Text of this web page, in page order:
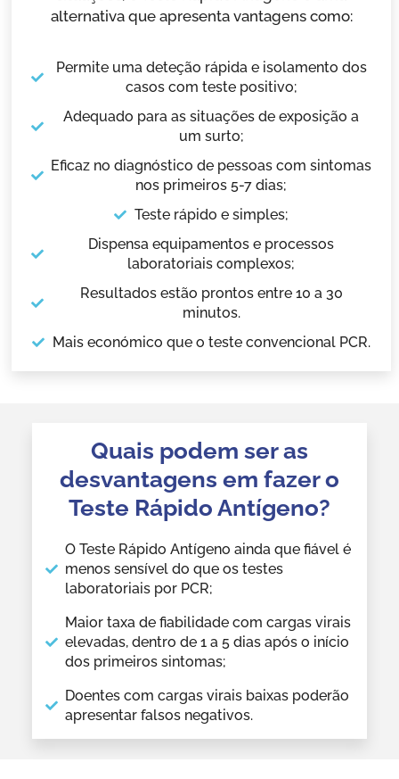
alternativa que apresenta vantagens como:
Permite uma deteção rápida e isolamento dos
casos com teste positivo;
Adequado para as situações de exposição a
um surto;
Eficaz no diagnóstico de pessoas com sintomas
nos primeiros 5-7 dias;
Teste rápido e simples;
Dispensa equipamentos e processos
laboratoriais complexos;
Resultados estão prontos entre 10 a 30
minutos.
Mais económico que o teste convencional PCR.
Quais podem ser as
desvantagens em fazer o
Teste Rápido Antígeno?
O Teste Rápido Antígeno ainda que fiável é
menos sensível do que os testes
laboratoriais por PCR;
Maior taxa de fiabilidade com cargas virais
elevadas, dentro de 1 a 5 dias após o início
dos primeiros sintomas;
Doentes com cargas virais baixas poderão
apresentar falsos negativos.